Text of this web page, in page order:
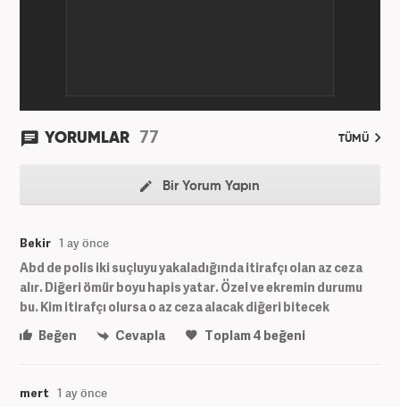
YORUMLAR 77 TÜMÜ
Bir Yorum Yapın
Bekir 1 ay önce
Abd de polis iki suçluyu yakaladığında itirafçı olan az ceza
alır. Diğeri ömür boyu hapis yatar. Özel ve ekremin durumu
bu. Kim itirafçı olursa o az ceza alacak diğeri bitecek
Beğen
Cevapla Toplam4 beğeni
mert 1 ay önce